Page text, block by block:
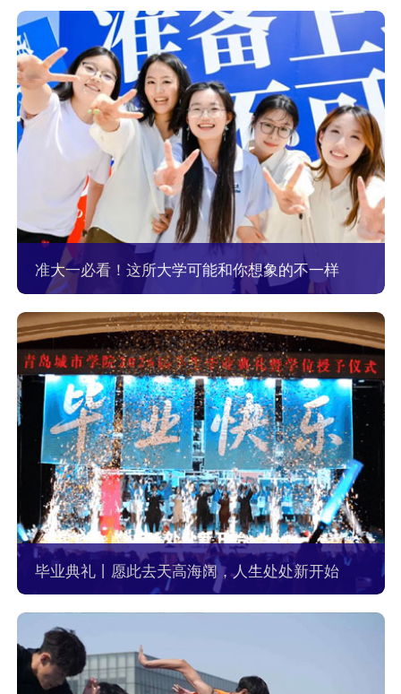
准大一必看！这所大学可能和你想象的不一样
毕业典礼丨愿此去天高海阔，人生处处新开始